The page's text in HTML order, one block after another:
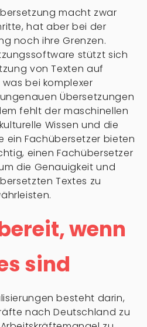
macht zwar
hat aber bei der
noch ihre Grenzen.
stützt sich
von Texten auf
bei komplexer
Übersetzungen
fehlt der maschinellen
Wissen und die
ein Fachübersetzer bieten
einen Fachübersetzer
die Genauigkeit und
Textes zu
wenn
sind
besteht darin,
nach Deutschland zu